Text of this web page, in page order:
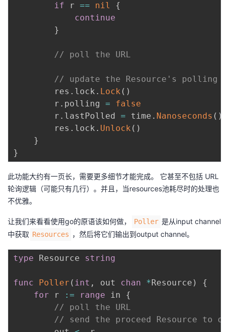
if r == nil
{
continue
}
// poll the URL
// update the Resource's polling
        res
. lock . Lock ( )
        r
. polling =
false
        r
. lastPolled = time . Nanoseconds ( )
        res
. lock . Unlock ( )
}
}
此功能大约有一页长，需要更多细节才能完成。 它甚至不包括 URL
轮询逻辑（可能只有几行）。并且，当resources池耗尽时的处理也
不优雅。
让我们来看看使用go的原语该如何做， Poller 是从input channel
中获取 Resources ，然后将它们输出到output channel。
type Resource string
func Poller ( int , out chan * Resource )
{
for r := range in {
// poll the URL
// send the proceed Resource to